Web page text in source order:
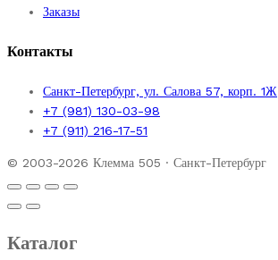
Заказы
Контакты
Санкт-Петербург, ул. Салова 57, корп. 1Ж
+7 (981) 130-03-98
+7 (911) 216-17-51
© 2003-2026 Клемма 505 · Санкт-Петербург
Каталог